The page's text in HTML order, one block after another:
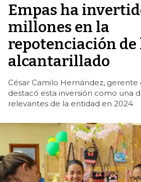
Empas ha
millones en la
repotenciación de
alcantarillado
César Camilo Hernández,
destacó esta inversión como una
relevantes de la entidad en 2024